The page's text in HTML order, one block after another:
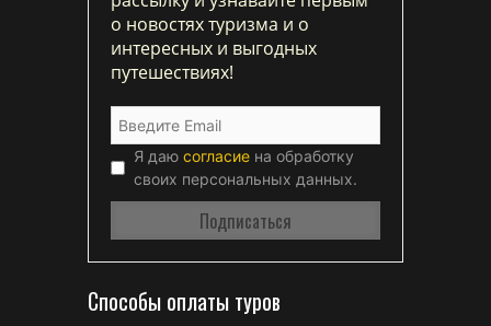
о новостях туризма и о
интересных и выгодных
путешествиях!
Я даю согласие на обработку
своих персональных данных.
Способы оплаты туров